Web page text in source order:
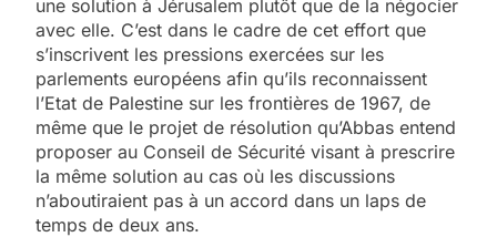
une solution à Jérusalem plutôt que de la négocier
avec elle. C’est dans le cadre de cet effort que
s’inscrivent les pressions exercées sur les
parlements européens afin qu’ils reconnaissent
l’Etat de Palestine sur les frontières de 1967, de
même que le projet de résolution qu’Abbas entend
proposer au Conseil de Sécurité visant à prescrire
la même solution au cas où les discussions
n’aboutiraient pas à un accord dans un laps de
temps de deux ans.